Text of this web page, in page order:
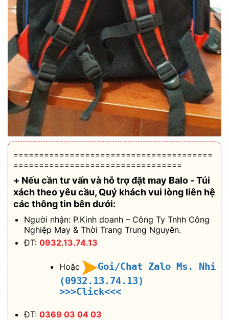
=======================================
=================================
+ Nếu cần tư vấn và hỗ trợđặt may Balo - Túi
xách theo yêu cầu, Quý khách vui lòng liên hệ
các thông tin bên dưới:
Người nhận: P.Kinh doanh – Công Ty Tnhh Công
Nghiệp May & Thời Trang Trung Nguyên.
ĐT: 0932.13.74.13
Hoặc
Goi/Chat Zalo Ms. Nhi
(0932.13.74.13)
>>>Click<<<
ĐT: 0369 03 04 03